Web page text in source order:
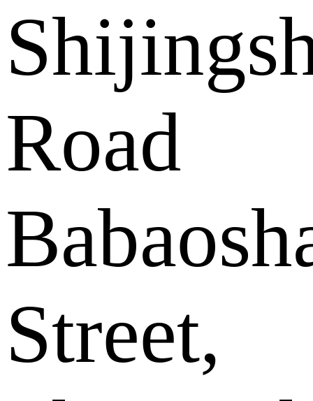
Road
Street,